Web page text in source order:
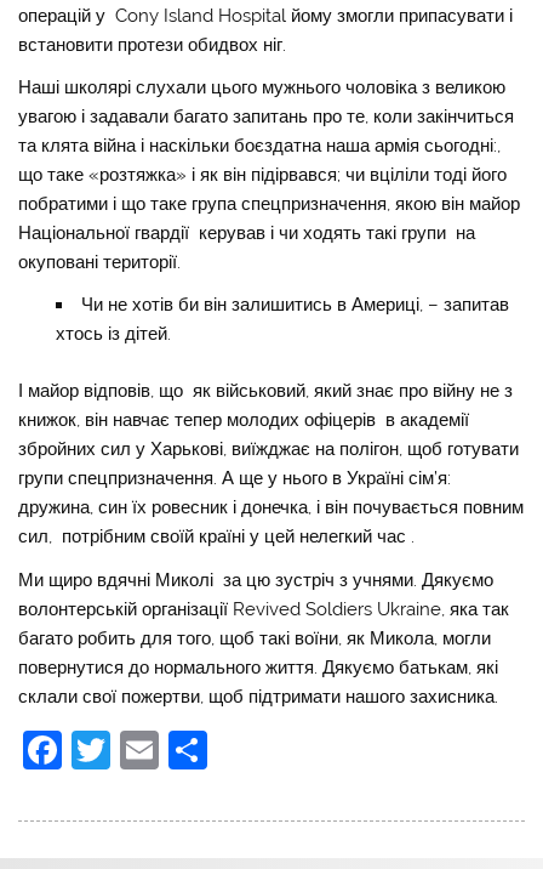
операцій у Cony Island Hospital йому змогли припасувати і
встановити протези обидвох ніг.
Наші школярі слухали цього мужнього чоловіка з великою
увагою і задавали багато запитань про те, коли закінчиться
та клята війна і наскільки боєздатна наша армія сьогодні:,
що таке «розтяжка» і як він підірвався; чи вціліли тоді його
побратими і що таке група спецпризначення, якою він майор
Національної гвардії керував і чи ходять такі групи на
окуповані території.
Чи не хотів би він залишитись в Америці, – запитав
хтось із дітей.
І майор відповів, що як військовий, який знає про війну не з
книжок, він навчає тепер молодих офіцерів в академії
збройних сил у Харькові, виїжджає на полігон, щоб готувати
групи спецпризначення. А ще у нього в Україні сім’я:
дружина, син їх ровесник і донечка, і він почувається повним
сил, потрібним своїй країні у цей нелегкий час .
Ми щиро вдячні Миколі за цю зустріч з учнями. Дякуємо
волонтерській організації Revived Soldiers Ukraine , яка так
багато робить для того, щоб такі воїни, як Микола, могли
повернутися до нормального життя. Дякуємо батькам, які
склали свої пожертви, щоб підтримати нашого захисника.
F
c
T
itt
E
ai ді